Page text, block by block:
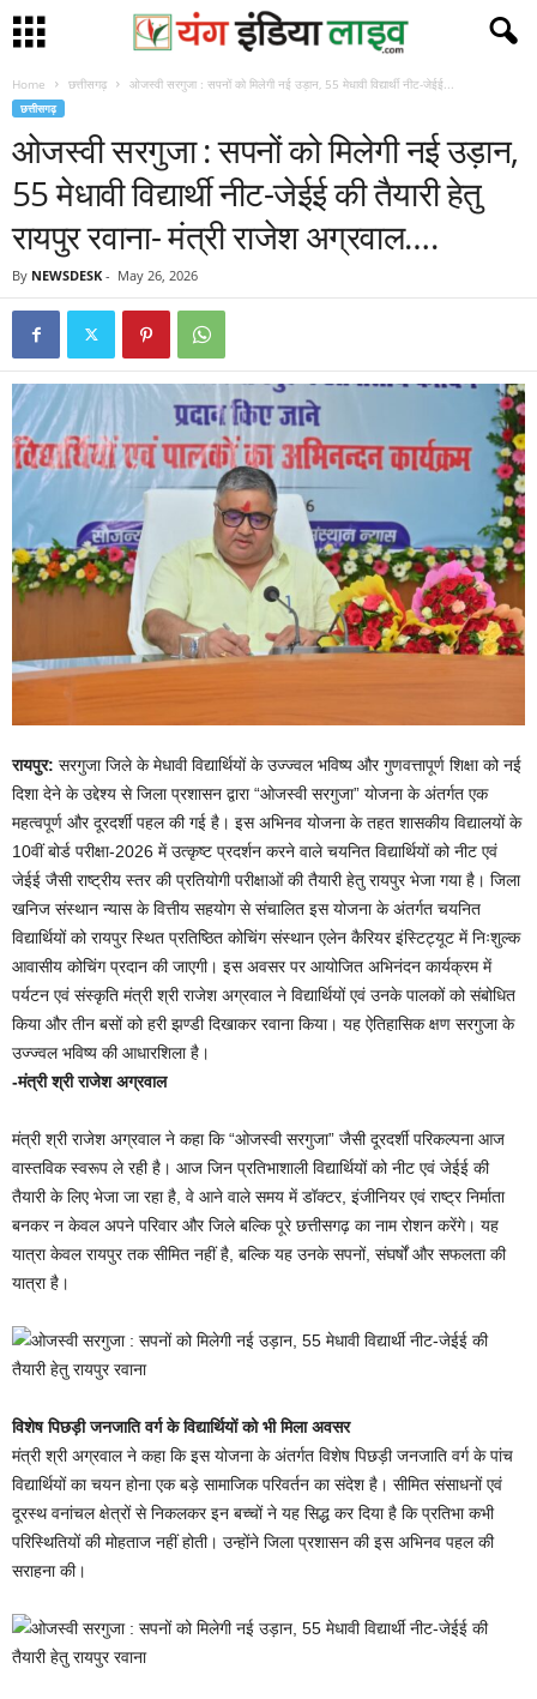
Home छत्तीसगढ़ ओजस्वी सरगुजा : सपनों को मिलेगी नई उड़ान, 55 मेधावी विद्यार्थी नीट-जेईई...
छत्तीसगढ़
ओजस्वी सरगुजा : सपनों को मिलेगी नई उड़ान,
55 मेधावी विद्यार्थी नीट-जेईई की तैयारी हेतु
रायपुर रवाना- मंत्री राजेश अग्रवाल….
By NEWSDESK - May 26, 2026
रायपुर: सरगुजा जिले के मेधावी विद्यार्थियों के उज्ज्वल भविष्य और गुणवत्तापूर्ण शिक्षा को नई
दिशा देने के उद्देश्य से जिला प्रशासन द्वारा “ओजस्वी सरगुजा” योजना के अंतर्गत एक
महत्वपूर्ण और दूरदर्शी पहल की गई है। इस अभिनव योजना के तहत शासकीय विद्यालयों के
10वीं बोर्ड परीक्षा-2026 में उत्कृष्ट प्रदर्शन करने वाले चयनित विद्यार्थियों को नीट एवं
जेईई जैसी राष्ट्रीय स्तर की प्रतियोगी परीक्षाओं की तैयारी हेतु रायपुर भेजा गया है। जिला
खनिज संस्थान न्यास के वित्तीय सहयोग से संचालित इस योजना के अंतर्गत चयनित
विद्यार्थियों को रायपुर स्थित प्रतिष्ठित कोचिंग संस्थान एलेन कैरियर इंस्टिट्यूट में निःशुल्क
आवासीय कोचिंग प्रदान की जाएगी। इस अवसर पर आयोजित अभिनंदन कार्यक्रम में
पर्यटन एवं संस्कृति मंत्री श्री राजेश अग्रवाल ने विद्यार्थियों एवं उनके पालकों को संबोधित
किया और तीन बसों को हरी झण्डी दिखाकर रवाना किया। यह ऐतिहासिक क्षण सरगुजा के
उज्ज्वल भविष्य की आधारशिला है।
-मंत्री श्री राजेश अग्रवाल
मंत्री श्री राजेश अग्रवाल ने कहा कि “ओजस्वी सरगुजा” जैसी दूरदर्शी परिकल्पना आज
वास्तविक स्वरूप ले रही है। आज जिन प्रतिभाशाली विद्यार्थियों को नीट एवं जेईई की
तैयारी के लिए भेजा जा रहा है, वे आने वाले समय में डॉक्टर, इंजीनियर एवं राष्ट्र निर्माता
बनकर न केवल अपने परिवार और जिले बल्कि पूरे छत्तीसगढ़ का नाम रोशन करेंगे। यह
यात्रा केवल रायपुर तक सीमित नहीं है, बल्कि यह उनके सपनों, संघर्षों और सफलता की
यात्रा है।
विशेष पिछड़ी जनजाति वर्ग के विद्यार्थियों को भी मिला अवसर
मंत्री श्री अग्रवाल ने कहा कि इस योजना के अंतर्गत विशेष पिछड़ी जनजाति वर्ग के पांच
विद्यार्थियों का चयन होना एक बड़े सामाजिक परिवर्तन का संदेश है। सीमित संसाधनों एवं
दूरस्थ वनांचल क्षेत्रों से निकलकर इन बच्चों ने यह सिद्ध कर दिया है कि प्रतिभा कभी
परिस्थितियों की मोहताज नहीं होती। उन्होंने जिला प्रशासन की इस अभिनव पहल की
सराहना की।